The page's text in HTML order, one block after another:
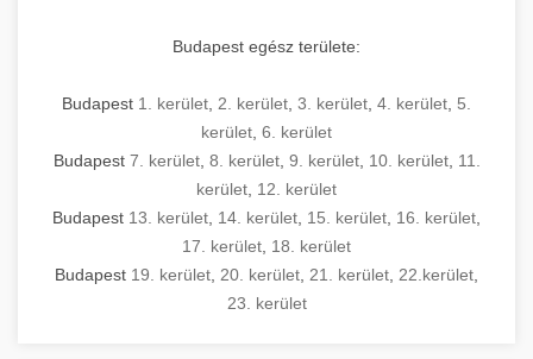
Budapest egész területe:
Budapest 1. kerület 2. kerület 3. kerület 4. kerület 5.
kerület 6. kerület
Budapest 7. kerület, 8. kerület, 9. kerület, 10. kerület, 11.
kerület 12. kerület
Budapest 13. kerület 14. kerület 15. kerület 16. kerület
17. kerület 18. kerület
Budapest 19. kerület 20. kerület 21. kerület 22.kerület
23. kerület